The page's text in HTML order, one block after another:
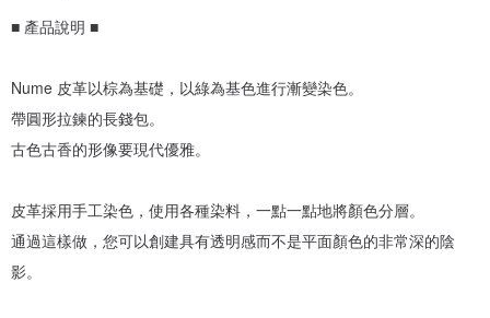
■ 產品說明 ■
Nume 皮革以棕為基礎，以綠為基色進行漸變染色。
帶圓形拉鍊的長錢包。
古色古香的形像要現代優雅。
皮革採用手工染色，使用各種染料，一點一點地將顏色分層。
通過這樣做，您可以創建具有透明感而不是平面顏色的非常深的陰
影。